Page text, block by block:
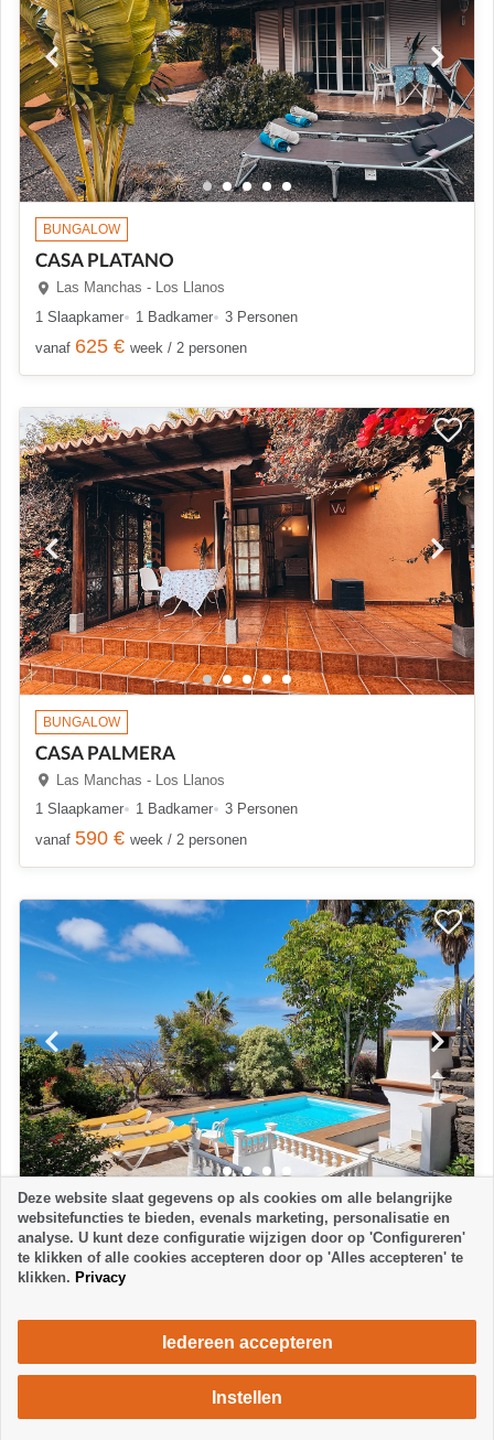
BUNGALOW
CASA PLATANO
Las Manchas - Los Llanos
1 Slaapkamer
1 Badkamer
3 Personen
vanaf 625 € week / 2 personen
BUNGALOW
CASA PALMERA
Las Manchas - Los Llanos
1 Slaapkamer
1 Badkamer
3 Personen
vanaf 590 € week / 2 personen
APPARTEMENT
BUENA VISTA APARTMENT 1
Tajuya - El Paso
week / 2 personen
Deze website slaat gegevens op als cookies om alle belangrijke
websitefuncties te bieden, evenals marketing, personalisatie en
analyse. U kunt deze configuratie wijzigen door op 'Configureren'
te klikken of alle cookies accepteren door op 'Alles accepteren' te
klikken. Privacy
Iedereen accepteren
Instellen